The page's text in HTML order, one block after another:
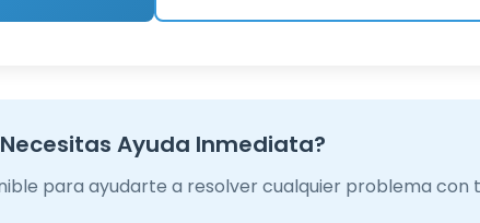
Ayuda Inmediata?
para ayudarte a resolver cualquier problema con